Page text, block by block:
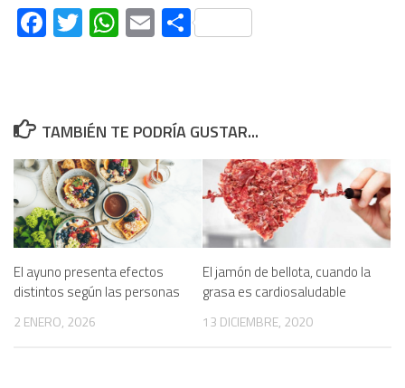
Facebook
Twitter
WhatsApp
EmailCompartir
TAMBIÉN TE PODRÍA GUSTAR...
El ayuno presenta efectos
distintos según las personas
2 ENERO, 2026
El jamón de bellota, cuando la
grasa es cardiosaludable
13 DICIEMBRE, 2020